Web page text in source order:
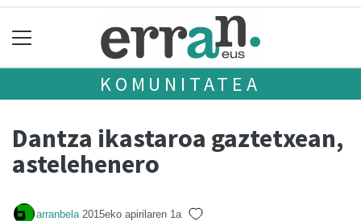
KOMUNITATEA
Dantza ikastaroa gaztetxean,
astelehenero
arranbela 2015eko apirilaren 1a